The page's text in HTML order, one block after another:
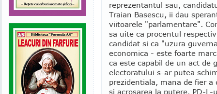
reprezentantul sau,
Traian Basescu, ii dau
viitoarele "parlamentare".
sa uite ca procentul
candidat si ca "uzura
economica - este foarte
ca este capabil de un act de
electoratului s-ar putea
prezidentiala, mana de fier
si acrosarea la putere. PD-